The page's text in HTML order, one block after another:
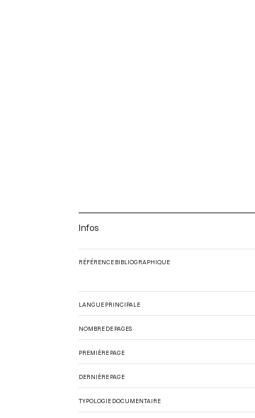
Infos
RÉFÉRENCE BIBLIOGRAPHIQUE
LANGUE PRINCIPALE
NOMBRE DE PAGES
PREMIÈRE PAGE
DERNIÈRE PAGE
TYPOLOGIE DOCUMENTAIRE